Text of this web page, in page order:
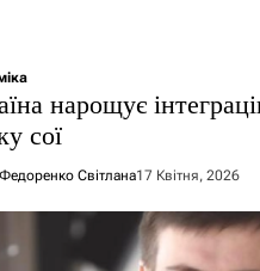
нарощує
сої
Федоренко Світлана17 Квітня, 2026